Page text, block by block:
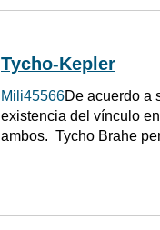
Tycho-Kepler
Mili45566De acuerdo a
existencia del vínculo
ambos. Tycho Brahe